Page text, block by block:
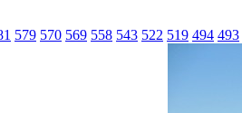
579 570 569 558 543 522 519 494 493